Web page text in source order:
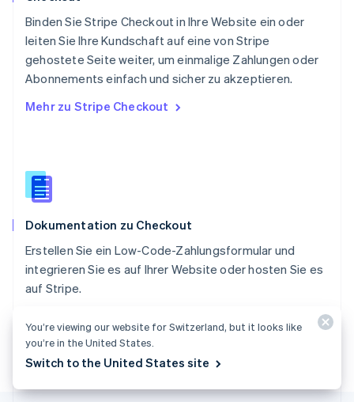
Binden Sie Stripe Checkout in Ihre Website ein oder
leiten Sie Ihre Kundschaft auf eine von Stripe
gehostete Seite weiter, um einmalige Zahlungen oder
Abonnements einfach und sicher zu akzeptieren.
Mehr zu Stripe Checkout
Dokumentation zu Checkout
Erstellen Sie ein Low-Code-Zahlungsformular und
integrieren Sie es auf Ihrer Website oder hosten Sie es
auf Stripe.
Schweiz
DeutschFrançaisItalianoEnglish
Singapur
English简体中文
English
China
English
EspañolEnglish
Thailand
Tschechische Republik
English
English
Vereinigte Arabische Emirate
Vereinigte Staaten
You’re viewing our website for Switzerland, but it looks like
you’re in the United States.
Switch to the United States site